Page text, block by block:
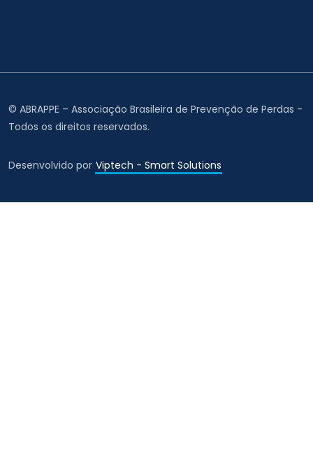
© ABRAPPE – Associação Brasileira de Prevenção de Perdas -
Todos os direitos reservados.
Desenvolvido por Viptech - Smart Solutions